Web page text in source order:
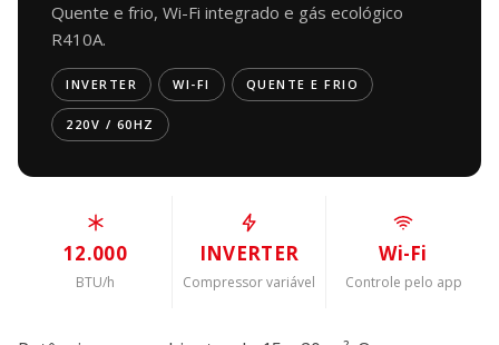
Quente e frio, Wi-Fi integrado e gás ecológico
R410A.
INVERTER WI-FI QUENTE E FRIO
220V / 60HZ
12.000
BTU/h
INVERTER
Compressor variável
Wi-Fi
Controle pelo app